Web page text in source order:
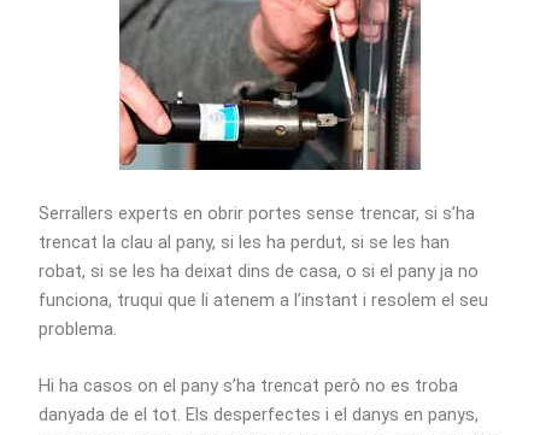
Serrallers experts en obrir portes sense trencar, si s’ha
trencat la clau al pany, si les ha perdut, si se les han
robat, si se les ha deixat dins de casa, o si el pany ja no
funciona, truqui que li atenem a l’instant i resolem el seu
problema.
Hi ha casos on el pany s’ha trencat però no es troba
danyada de el tot. Els desperfectes i el danys en panys,